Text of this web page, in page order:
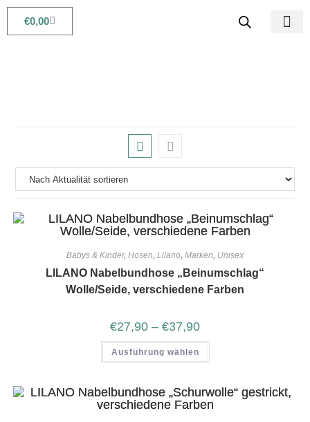
€0,00
Babys & Kinder, Hosen, Lilano, Marken, Unisex
LILANO Nabelbundhose „Beinumschlag“
Wolle/Seide, verschiedene Farben
€27,90 – €37,90
Ausführung wählen